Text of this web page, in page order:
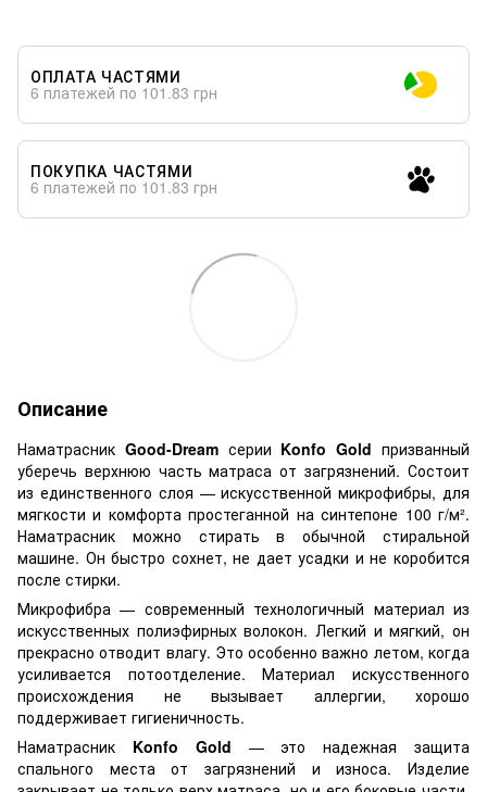
ОПЛАТА ЧАСТЯМИ
6 платежей по 101.83 грн
ПОКУПКА ЧАСТЯМИ
6 платежей по 101.83 грн
Описание
Наматрасник Good-Dreamсерии Konfo Gold призванный
уберечь верхнюю часть матраса от загрязнений. Состоит
из единственного слоя — искусственной микрофибры, для
мягкости и комфорта простеганной на синтепоне 100 г/м².
Наматрасник можно стирать в обычной стиральной
машине. Он быстро сохнет, не дает усадки и не коробится
после стирки.
Микрофибра — современный технологичный материал из
искусственных полиэфирных волокон. Легкий и мягкий, он
прекрасно отводит влагу. Это особенно важно летом, когда
усиливается потоотделение. Материал искусственного
происхождения не вызывает аллергии, хорошо
поддерживает гигиеничность.
Наматрасник Konfo Gold — это надежная защита
спального места от загрязнений и износа. Изделие